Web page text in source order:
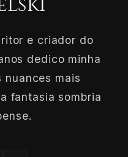
e criador do
dedico minha
nuances mais
fantasia sombria